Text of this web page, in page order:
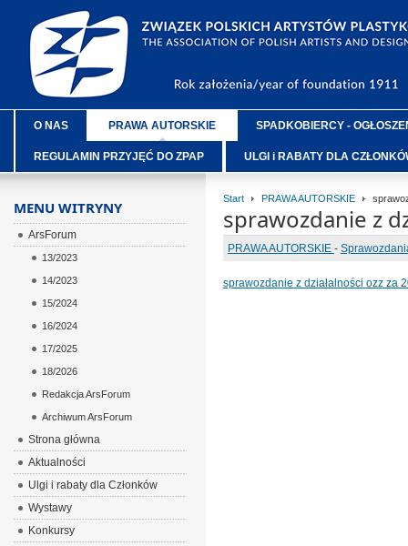
O NAS PRAWA AUTORSKIE SPADKOBIERCY -
REGULAMIN PRZYJĘĆ DO ZPAP ULGI i RABATY DLA
Start PRAWA AUTORSKIE
sprawozdanie z
PRAWA AUTORSKIE -
sprawozdanie z działalności ozz za
MENU WITRYNY
ArsForum
13/2023
14/2023
15/2024
16/2024
17/2025
18/2026
Redakcja ArsForum
Archiwum ArsForum
Strona główna
Aktualności
Ulgi i rabaty dla Członków
Wystawy
Konkursy